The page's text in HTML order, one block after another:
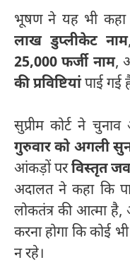
भूषण ने यह भी कहा
लाख डुप्लीकेट नाम,
25,000 फर्जी नाम,
की प्रविष्टियांपाई गई
सुप्रीम कोर्ट ने
गुरुवार को अगली
आंकड़ों परविस्तृत
अदालत ने कहा कि
लोकतंत्र की आत्मा
करना होगा कि कोई
न रहे।